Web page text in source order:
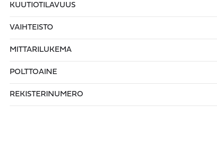
KUUTIOTILAVUUS
VAIHTEISTO
MITTARILUKEMA
POLTTOAINE
REKISTERINUMERO